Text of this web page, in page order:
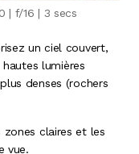
| f/16 | 3 secs
un ciel couvert,
lumières
denses (rochers
claires et les
vue.